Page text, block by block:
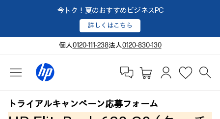
今トク！夏のおすすめビジネスPC
詳しくはこちら
個人0120-111-238法人0120-830-130
トライアルキャンペーン応募フォーム